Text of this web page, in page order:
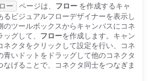
ー ページは、 フローを作成するキャ
るビジュアルフローデザイナーを表示し
のツールボックスからキャンバスにコネ
グして、 フローを作成します。キャン
ネクタをクリックして設定を行い、コネ
青いドットをドラッグして他のコネクタ
なげることで、コネクタ同士をつなぎま